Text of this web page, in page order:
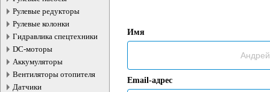
Рулевые редукторы
Рулевые колонки
Гидравлика спецтехники
DC-моторы
Аккумуляторы
Вентиляторы отопителя
Датчики
Имя
Email-адрес